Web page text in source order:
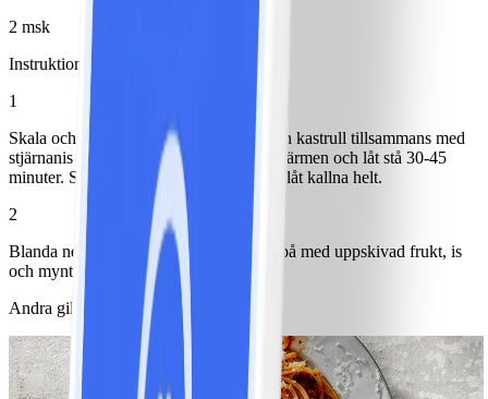
2 msk
Instruktioner
1
Skala och halvera ingefäran och lägg i en kastrull tillsammans med
stjärnanis och kanel. Koka upp, ta från värmen och låt stå 30-45
minuter. Sila ner vätskan i en kanna och låt kallna helt.
2
Blanda ner juice och vin i kannan. Fyll på med uppskivad frukt, is
och mynta.
Andra gillade också